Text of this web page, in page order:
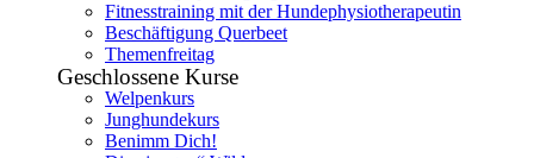
Fitnesstraining mit der Hundephysiotherapeutin
Beschäftigung Querbeet
Themenfreitag
Geschlossene Kurse
Welpenkurs
Junghundekurs
Benimm Dich!